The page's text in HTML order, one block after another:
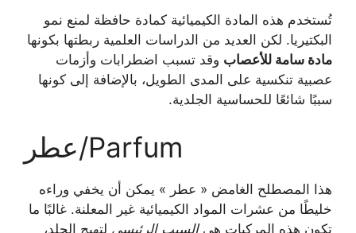
تُستخدم هذه المادة الكيميائية كمادة حافظة لمنع نمو
البكتيريا. لكن العديد من الدراسات العلمية ربطتها بكونها
مادة سامة للأعصاب وقد تسبب اضطرابات وأزمات
عصبية تنكسية على المدى الطويل، بالإضافة إلى كونها
سببًا شائعًا للحساسية الجلدية.
عطر/Parfum
هذا المصطلح الغامض « عطر » يمكن أن يخفي وراءه
خليطًا من عشرات المواد الكيميائية غير المعلنة. غالبًا ما
تكون هذه المركبات هيالسبب الرئيسي لتهيج الجلد،